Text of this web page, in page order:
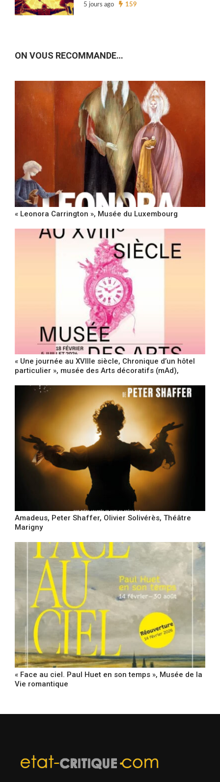
5 jours ago 159
ON VOUS RECOMMANDE…
« Leonora Carrington », Musée du Luxembourg
« Une journée au XVIIIe siècle, Chronique d’un hôtel
particulier », musée des Arts décoratifs (mAd),
Amadeus, Peter Shaffer, Olivier Solivérès, Théâtre
Marigny
« Face au ciel. Paul Huet en son temps », Musée de la
Vie romantique